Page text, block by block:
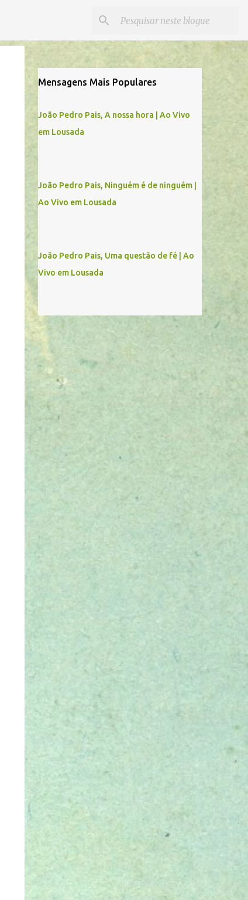
Mensagens Mais Populares
João Pedro Pais, A nossa hora | Ao Vivo
em Lousada
João Pedro Pais, Ninguém é de ninguém |
Ao Vivo em Lousada
João Pedro Pais, Uma questão de fé | Ao
Vivo em Lousada